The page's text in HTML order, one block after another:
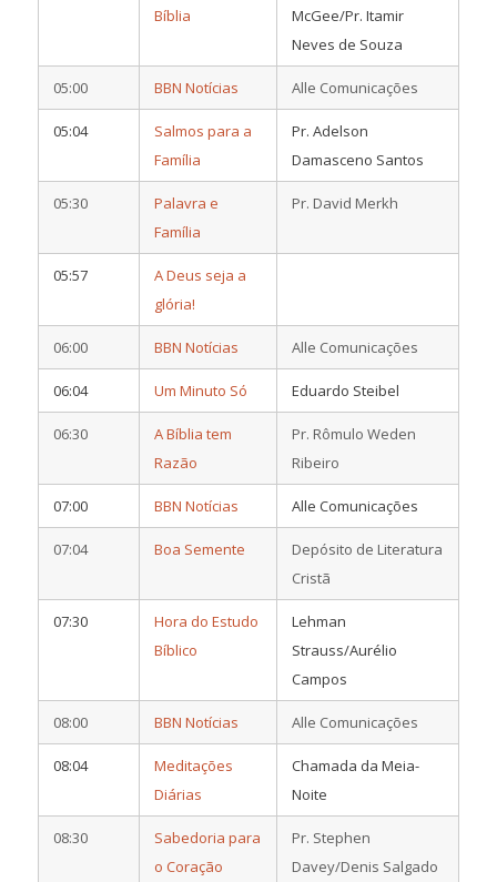
Bíblia
McGee/Pr. Itamir
Neves de Souza
05:00 BBN Notícias Alle Comunicações
05:04
Salmos para a
Família
Pr. Adelson
Damasceno Santos
05:30
Palavra e
Família
Pr. David Merkh
05:57
A Deus seja a
glória!
06:00 BBN Notícias Alle Comunicações
06:04 Um Minuto Só Eduardo Steibel
06:30
A Bíblia tem
Razão
Pr. Rômulo Weden
Ribeiro
07:00 BBN Notícias Alle Comunicações
07:04 Boa Semente
Depósito de Literatura
Cristã
07:30
Hora do Estudo
Bíblico
Lehman
Strauss/Aurélio
Campos
08:00 BBN Notícias Alle Comunicações
08:04
Meditações
Diárias
Chamada da Meia-
Noite
08:30
Sabedoria para
o Coração
Pr. Stephen
Davey/Denis Salgado